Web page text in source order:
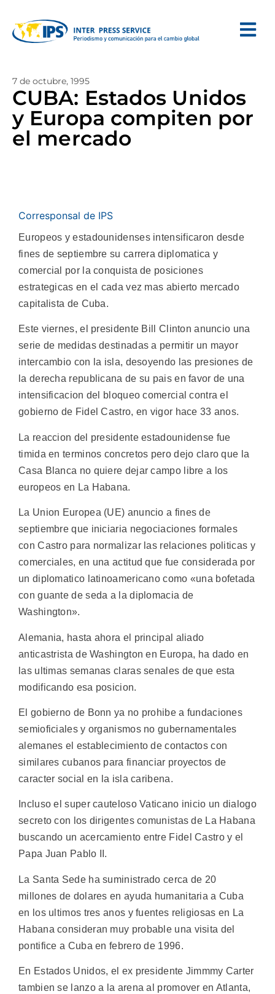
7 de octubre, 1995
CUBA: Estados Unidos
y Europa compiten por
el mercado
Corresponsal de IPS
Europeos y estadounidenses intensificaron desde
fines de septiembre su carrera diplomatica y
comercial por la conquista de posiciones
estrategicas en el cada vez mas abierto mercado
capitalista de Cuba.
Este viernes, el presidente Bill Clinton anuncio una
serie de medidas destinadas a permitir un mayor
intercambio con la isla, desoyendo las presiones de
la derecha republicana de su pais en favor de una
intensificacion del bloqueo comercial contra el
gobierno de Fidel Castro, en vigor hace 33 anos.
La reaccion del presidente estadounidense fue
timida en terminos concretos pero dejo claro que la
Casa Blanca no quiere dejar campo libre a los
europeos en La Habana.
La Union Europea (UE) anuncio a fines de
septiembre que iniciaria negociaciones formales
con Castro para normalizar las relaciones politicas y
comerciales, en una actitud que fue considerada por
un diplomatico latinoamericano como «una bofetada
con guante de seda a la diplomacia de
Washington».
Alemania, hasta ahora el principal aliado
anticastrista de Washington en Europa, ha dado en
las ultimas semanas claras senales de que esta
modificando esa posicion.
El gobierno de Bonn ya no prohibe a fundaciones
semioficiales y organismos no gubernamentales
alemanes el establecimiento de contactos con
similares cubanos para financiar proyectos de
caracter social en la isla caribena.
Incluso el super cauteloso Vaticano inicio un dialogo
secreto con los dirigentes comunistas de La Habana
buscando un acercamiento entre Fidel Castro y el
Papa Juan Pablo II.
La Santa Sede ha suministrado cerca de 20
millones de dolares en ayuda humanitaria a Cuba
en los ultimos tres anos y fuentes religiosas en La
Habana consideran muy probable una visita del
pontifice a Cuba en febrero de 1996.
En Estados Unidos, el ex presidente Jimmmy Carter
tambien se lanzo a la arena al promover en Atlanta,